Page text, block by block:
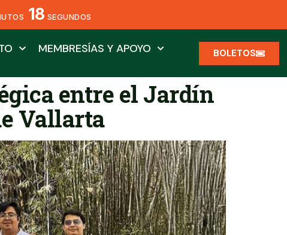
18 SEGUNDOS
MEMBRESÍAS Y APOYO BOLETOS
entre el Jardín
Vallarta